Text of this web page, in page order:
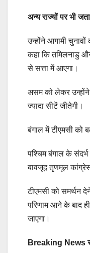
अन्य राज्यों पर भी
उन्होंने आगामी
कहा कि तमिलनाडु
से सत्ता में आएगा।
असम को लेकर उन्होंने
ज्यादा सीटें जीतेगी।
बंगाल में टीएमसी को
पश्चिम बंगाल के
बावजूद तृणमूल
टीएमसी को समर्थन
परिणाम आने के बाद
जाएगा।
Breaking News